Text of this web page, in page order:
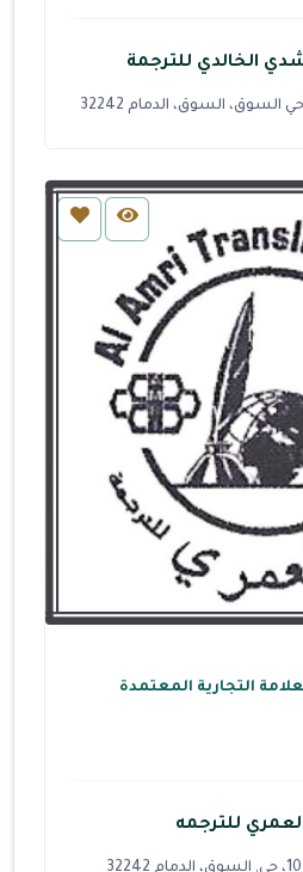
الخالدي للترجمة
التجارية المعتمدة
للترجمه